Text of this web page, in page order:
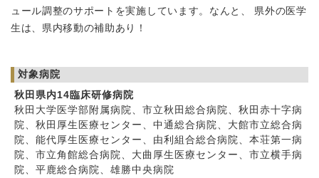
ュール調整のサポート を実施しています。なんと、 県外の医学
生は、県内移動の補助あり！
対象病院
秋田県内14臨床研修病院
秋田大学医学部附属病院、市立秋田総合病院、秋田赤十字病
院、秋田厚生医療センター、中通総合病院、大館市立総合病
院、能代厚生医療センター、由利組合総合病院、本荘第一病
院、市立角館総合病院、大曲厚生医療センター、市立横手病
院、平鹿総合病院、雄勝中央病院